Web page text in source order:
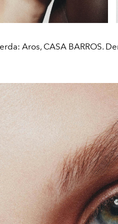
Aros, CASA BARROS.